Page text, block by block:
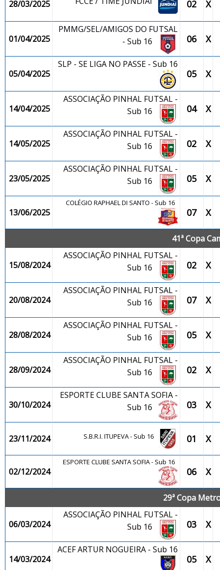
28/03/2025 02 X
01/04/2025
PMMG/SEL/AMIGOS DO FUTSAL
- Sub 16
06 X
05/04/2025
SLP - SE LIGA NO PASSE - Sub 16
05 X
14/04/2025
ASSOCIAÇÃO PINHAL FUTSAL -
Sub 16
04 X
14/05/2025
ASSOCIAÇÃO PINHAL FUTSAL -
Sub 16
02 X
23/05/2025
ASSOCIAÇÃO PINHAL FUTSAL -
Sub 16
05 X
13/06/2025
COLÉGIO RAPHAEL DI SANTO - Sub 16
07 X
41ª Copa
15/08/2024
ASSOCIAÇÃO PINHAL FUTSAL -
Sub 16
02 X
20/08/2024
ASSOCIAÇÃO PINHAL FUTSAL -
Sub 16
07 X
28/08/2024
ASSOCIAÇÃO PINHAL FUTSAL -
Sub 16
05 X
28/09/2024
ASSOCIAÇÃO PINHAL FUTSAL -
Sub 16
02 X
30/10/2024
ESPORTE CLUBE SANTA SOFIA -
Sub 16
03 X
23/11/2024 S.B.R.I. ITUPEVA - Sub 16 01 X
02/12/2024
ESPORTE CLUBE SANTA SOFIA - Sub 16
06 X
29ª Copa
06/03/2024
ASSOCIAÇÃO PINHAL FUTSAL -
Sub 16
03 X
14/03/2024
ACEF ARTUR NOGUEIRA - Sub 16
05 X